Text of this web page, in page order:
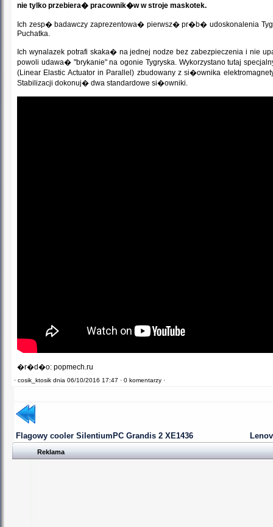
nie tylko przebiera� pracownik�w w stroje maskotek.
Ich zesp� badawczy zaprezentowa� pierwsz� pr�b� udoskonalenia
Puchatka.
Ich wynalazek potrafi skaka� na jednej nodze bez zabezpieczenia i nie
powoli udawa� "brykanie" na ogonie Tygryska. Wykorzystano tutaj
(Linear Elastic Actuator in Parallel) zbudowany z si�ownika
Stabilizacji dokonuj� dwa standardowe si�owniki.
�r�d�o: popmech.ru
· cosik_ktosik dnia 06/10/2016 17:47 · 0 komentarzy ·
Flagowy cooler SilentiumPC Grandis 2 XE1436
Reklama